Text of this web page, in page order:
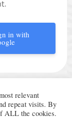
in with
relevant
repeat visits. By
ALL the cookies.